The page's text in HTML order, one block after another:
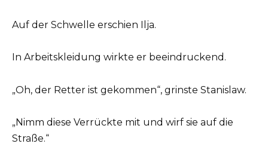
Auf der Schwelle erschien Ilja.
In Arbeitskleidung wirkte er beeindruckend.
„Oh, der Retter ist gekommen“, grinste Stanislaw.
„Nimm diese Verrückte mit und wirf sie auf die
Straße.“